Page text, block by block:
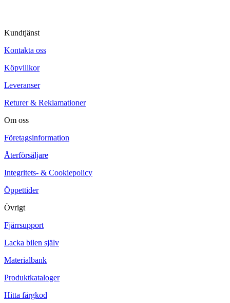
Kundtjänst
Kontakta oss
Köpvillkor
Leveranser
Returer & Reklamationer
Om oss
Företagsinformation
Återförsäljare
Integritets- & Cookiepolicy
Öppettider
Övrigt
Fjärrsupport
Lacka bilen själv
Materialbank
Produktkataloger
Hitta färgkod